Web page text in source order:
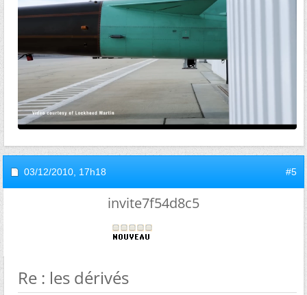
03/12/2010, 17h18 #5
invite7f54d8c5
Re : les dérivés